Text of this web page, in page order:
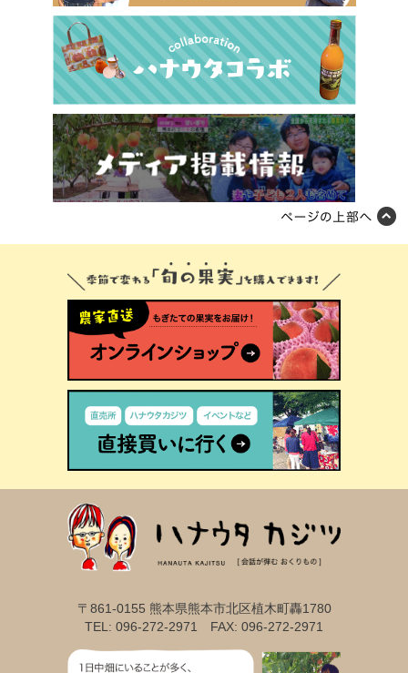
〒861-0155 熊本県熊本市北区植木町轟1780
TEL: 096-272-2971 FAX: 096-272-2971